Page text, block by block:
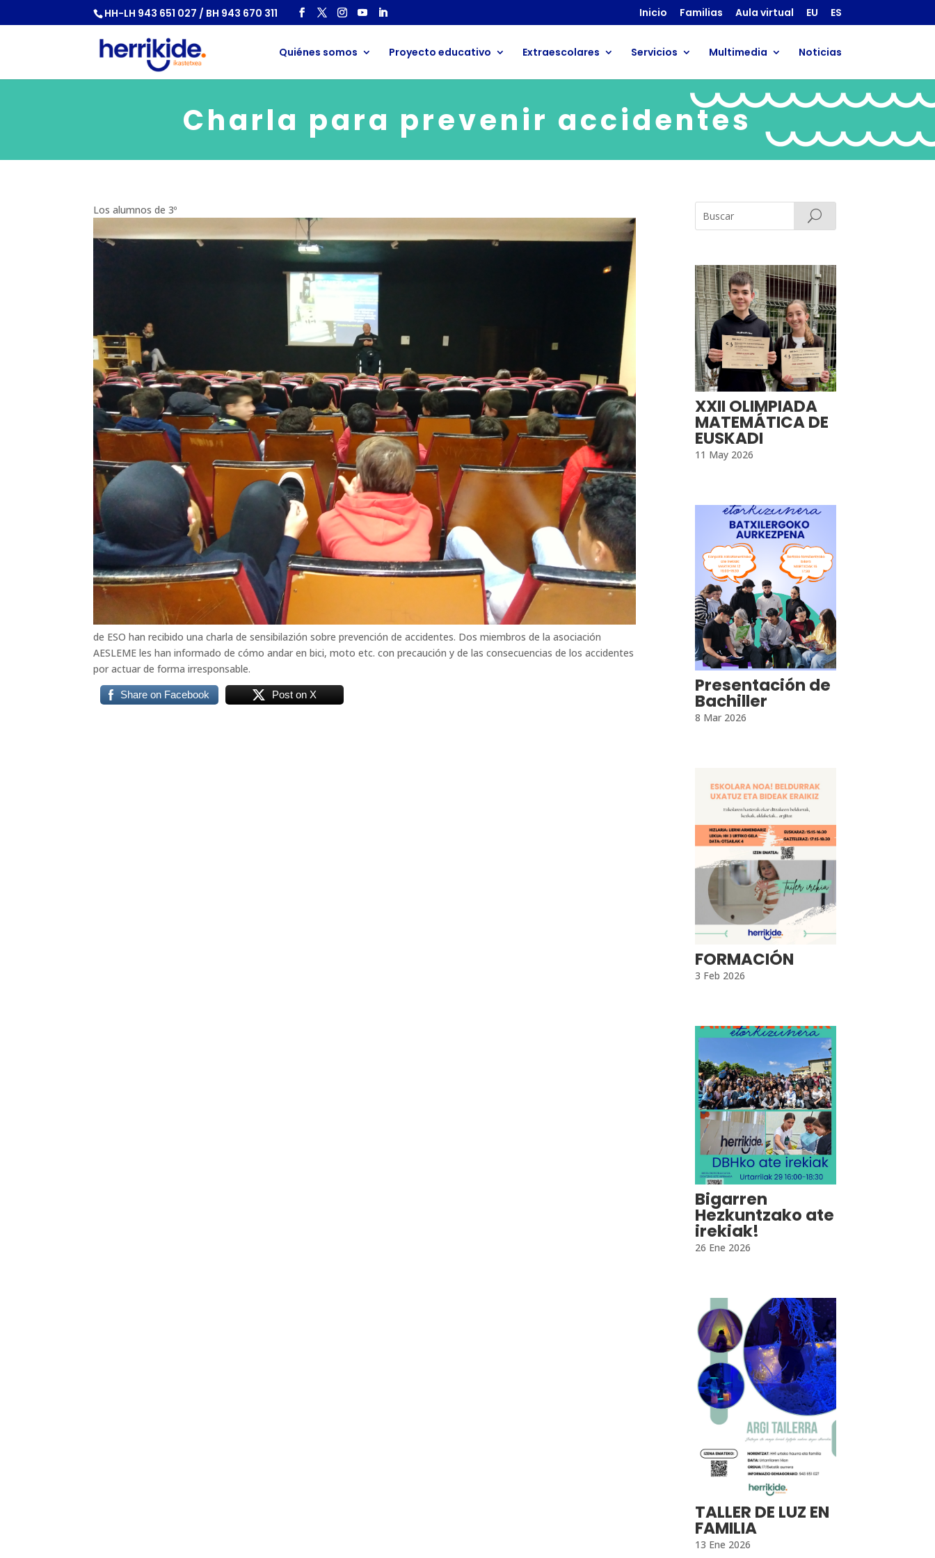
HH-LH 943 651 027 / BH 943 670 311 Inicio Familias Aula virtual EU ES
Quiénes somos Proyecto educativo Extraescolares Servicios Multimedia Noticias
Charla para prevenir accidentes
Los alumnos de 3º
de ESO han recibido una charla de sensibilazión sobre prevención de accidentes. Dos miembros de la asociación
AESLEME les han informado de cómo andar en bici, moto etc. con precaución y de las consecuencias de los accidentes
por actuar de forma irresponsable.
Share on Facebook Post on X
XXII OLIMPIADA
MATEMÁTICA DE
EUSKADI
11 May 2026
Presentación de
Bachiller
8 Mar 2026
FORMACIÓN
3 Feb 2026
Bigarren
Hezkuntzako ate
irekiak!
26 Ene 2026
TALLER DE LUZ EN
FAMILIA
13 Ene 2026